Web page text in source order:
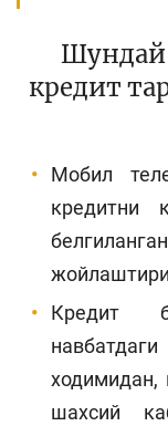
Шундай
кредит
Мобил
кредитни
Кредит
ходимидан,
шахсий